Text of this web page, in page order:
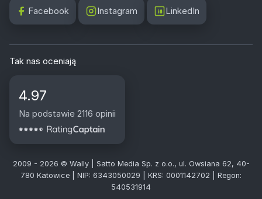
Facebook Instagram LinkedIn
Tak nas oceniają
4.97
Na podstawie 2116 opinii
2009 - 2026 © Wally | Satto Media Sp. z o.o., ul. Owsiana 62, 40-
780 Katowice | NIP: 6343050029 | KRS: 0001142702 | Regon:
540531914